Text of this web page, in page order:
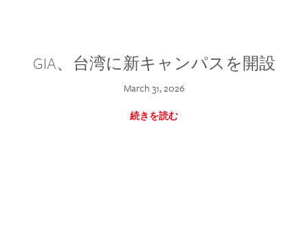
GIA、台湾に新キャンパスを開設
March 31, 2026
続きを読む